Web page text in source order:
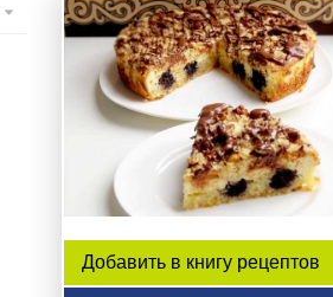
Добавить в книгу рецептов